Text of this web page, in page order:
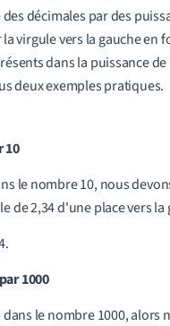
décimales par des
virgule vers la gauche en
dans la puissance de
deux exemples pratiques.
10
le nombre 10, nous
de 2,34 d'une place vers la
1000
dans le nombre 1000, alors